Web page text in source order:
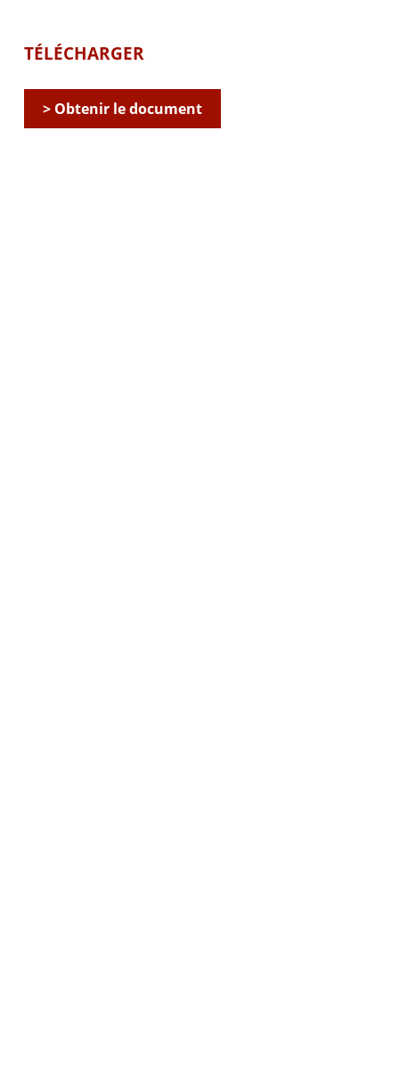
TÉLÉCHARGER
> Obtenir le document